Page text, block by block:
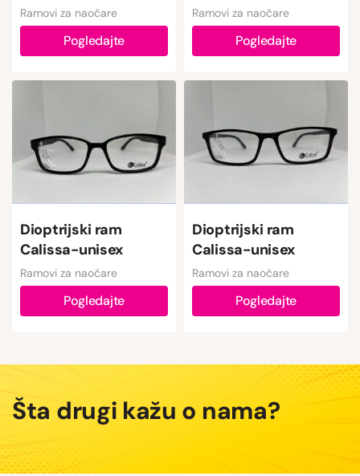
Ramovi za naočare
Pogledajte
Ramovi za naočare
Pogledajte
Dioptrijski ram
Calissa-unisex
Ramovi za naočare
Pogledajte
Dioptrijski ram
Calissa-unisex
Ramovi za naočare
Pogledajte
Šta drugi kažu o nama?